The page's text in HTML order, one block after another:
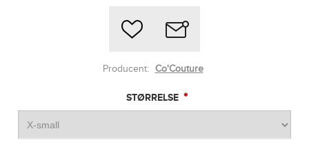
Producent: Co'Couture
STØRRELSE *